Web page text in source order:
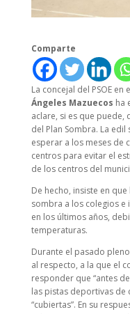
Comparte
La concejal del PSOE
Ángeles Mazuecos ha
aclare, si es que puede,
del Plan Sombra. La
esperar a los meses de
centros para evitar el
de los centros del
De hecho, insiste en
sombra a los colegios e
en los últimos años,
temperaturas.
Durante el pasado
al respecto, a la que el
responder que “antes
las pistas deportivas de
“cubiertas”. En su